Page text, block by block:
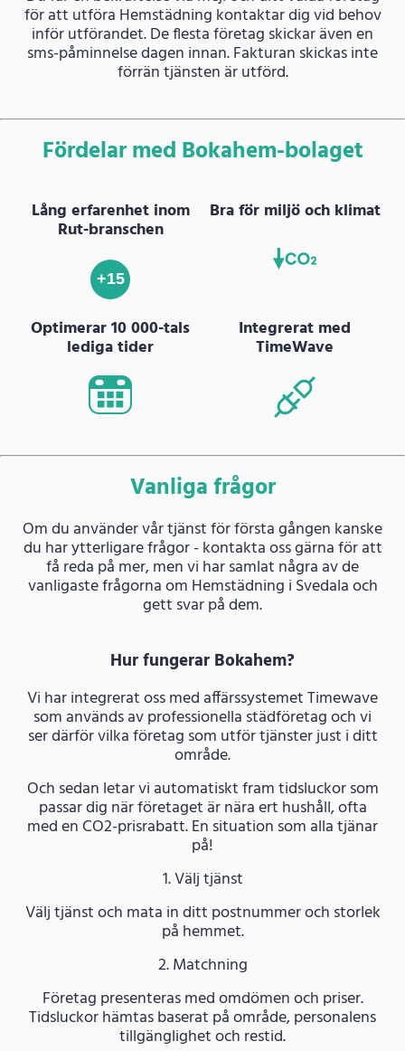
för att utföra Hemstädning kontaktar dig vid behov
inför utförandet. De flesta företag skickar även en
sms-påminnelse dagen innan. Fakturan skickas inte
förrän tjänsten är utförd.
Fördelar med Bokahem-bolaget
Lång erfarenhet inom
Rut-branschen
+15
Bra för miljö och klimat
Optimerar 10 000-tals
lediga tider
Integrerat med
TimeWave
Vanliga frågor
Om du använder vår tjänst för första gången kanske
du har ytterligare frågor - kontakta oss gärna för att
få reda på mer, men vi har samlat några av de
vanligaste frågorna om Hemstädning i Svedala och
gett svar på dem.
Hur fungerar Bokahem?
Vi har integrerat oss med affärssystemet Timewave
som används av professionella städföretag och vi
ser därför vilka företag som utför tjänster just i ditt
område.
Och sedan letar vi automatiskt fram tidsluckor som
passar dig när företaget är nära ert hushåll, ofta
med en CO2-prisrabatt. En situation som alla tjänar
på!
1. Välj tjänst
Välj tjänst och mata in ditt postnummer och storlek
på hemmet.
2. Matchning
Företag presenteras med omdömen och priser.
Tidsluckor hämtas baserat på område, personalens
tillgänglighet och restid.